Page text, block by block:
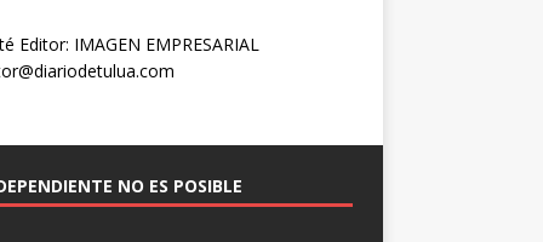
Editor: IMAGEN EMPRESARIAL
NO ES POSIBLE